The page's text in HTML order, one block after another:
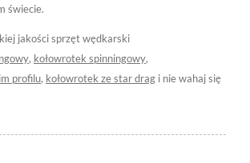
świecie.
jakości sprzęt wędkarski
, kołowrotek spinningowy,
profilu, kołowrotek ze star drag i nie wahaj się